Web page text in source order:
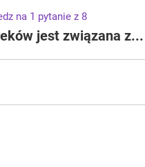
na 1 pytanie z 8
jest związana z...